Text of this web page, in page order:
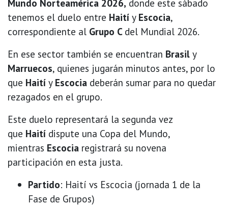
Mundo Norteamérica 2026, donde este sábado
tenemos el duelo entre Haití y Escocia,
correspondiente al Grupo C del Mundial 2026.
En ese sector también se encuentran Brasil y
Marruecos, quienes jugarán minutos antes, por lo
que Haití y Escocia deberán sumar para no quedar
rezagados en el grupo.
Este duelo representará la segunda vez
que Haití dispute una Copa del Mundo,
mientras Escocia registrará su novena
participación en esta justa.
Partido: Haití vs Escocia (jornada 1 de la
Fase de Grupos)